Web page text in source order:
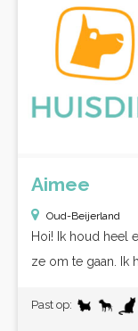
Aimee
Oud-Beijerland
Hoi! Ik houd heel
ze om te gaan. Ik
Past op: